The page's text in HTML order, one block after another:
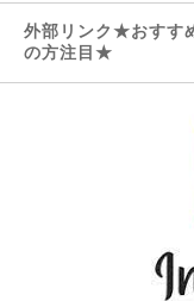
外部リンク★おすす
の方注目★